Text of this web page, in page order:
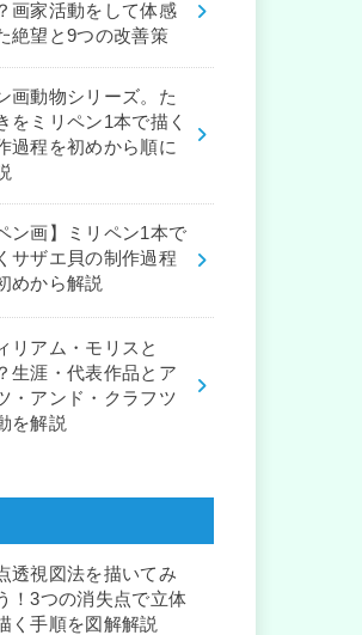
画家活動をして体感
絶望と9つの改善策
画動物シリーズ。た
をミリペン1本で描く
過程を初めから順に
ン画】ミリペン1本で
サザエ貝の制作過程
めから解説
リアム・モリスと
生涯・代表作品とア
・アンド・クラフツ
を解説
透視図法を描いてみ
！3つの消失点で立体
く手順を図解解説